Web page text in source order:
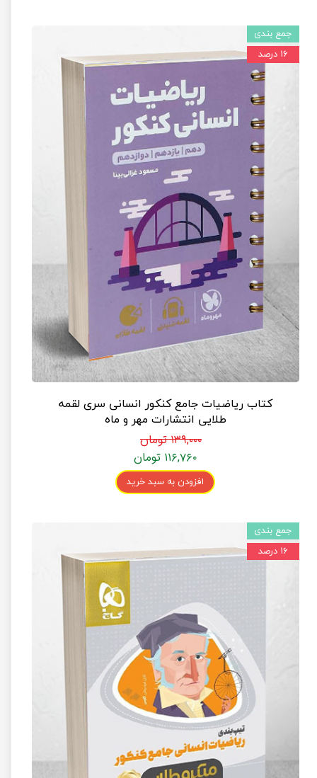
کتاب ریاضیات جامع کنکور انسانی سری لقمه
طلایی انتشارات مهر و ماه
۱۳۹,۰۰۰ تومان
۱۱۶,۷۶۰ تومان
افزودن به سبد خرید
جمع بندی
۱۶ درصد
جمع بندی
۱۶ درصد